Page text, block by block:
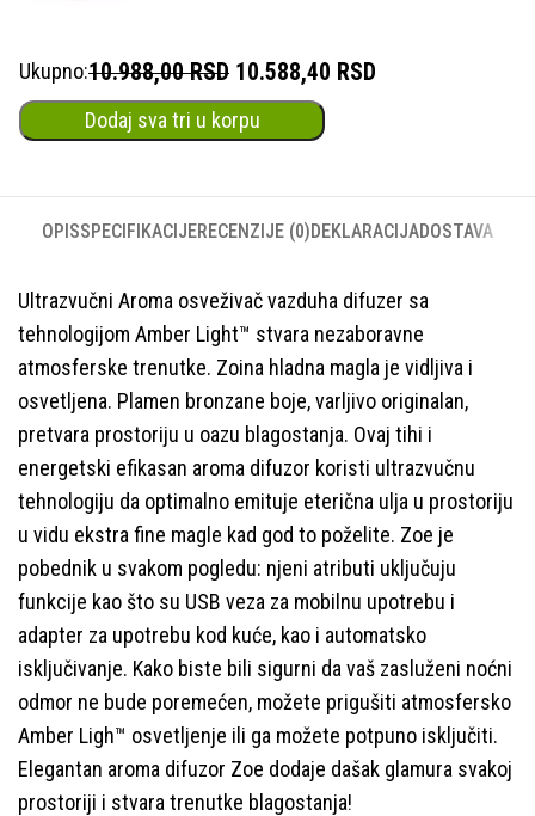
Ukupno:10.988,00 RSD 10.588,40 RSD
Dodaj sva tri u korpu
OPISSPECIFIKACIJERECENZIJE (0)DEKLARACIJADOSTAVA
Ultrazvučni Aroma osveživač vazduha difuzer sa
tehnologijom Amber Light™ stvara nezaboravne
atmosferske trenutke. Zoina hladna magla je vidljiva i
osvetljena. Plamen bronzane boje, varljivo originalan,
pretvara prostoriju u oazu blagostanja. Ovaj tihi i
energetski efikasan aroma difuzor koristi ultrazvučnu
tehnologiju da optimalno emituje eterična ulja u prostoriju
u vidu ekstra fine magle kad god to poželite. Zoe je
pobednik u svakom pogledu: njeni atributi uključuju
funkcije kao što su USB veza za mobilnu upotrebu i
adapter za upotrebu kod kuće, kao i automatsko
isključivanje. Kako biste bili sigurni da vaš zasluženi noćni
odmor ne bude poremećen, možete prigušiti atmosfersko
Amber Ligh™ osvetljenje ili ga možete potpuno isključiti.
Elegantan aroma difuzor Zoe dodaje dašak glamura svakoj
prostoriji i stvara trenutke blagostanja!